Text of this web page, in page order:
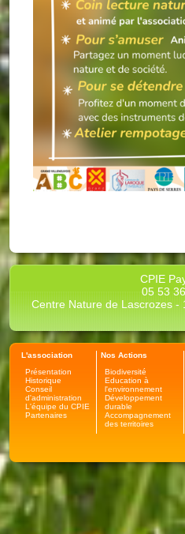
CPIE
05 53
Centre Nature de Lascrozes -
L'association
Présentation
Historique
Conseil
d'administration
L'équipe du CPIE
Partenaires
Nos Actions
Biodiversité
Education à
l'environnement
Développement
durable
Accompagnement
des territoires